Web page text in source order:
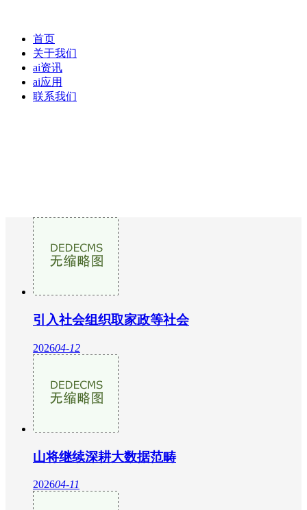
首页
关于我们
ai资讯
ai应用
联系我们
引入社会组织取家政等社会
202604-12
山将继续深耕大数据范畴
202604-11